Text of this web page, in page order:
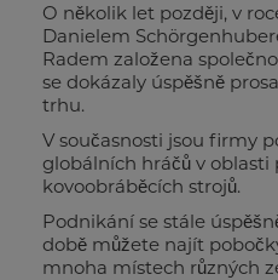
O několik let později, v
Danielem
Radem založena
se dokázaly úspěšně
trhu.
V současnosti jsou firmy
globálních hráčů v oblasti
kovoobráběcích strojů.
Podnikání se stále
době můžete najít
mnoha místech různých